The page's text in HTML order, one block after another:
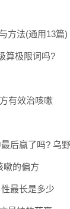
方法(通用13篇)
算极限词吗?
有效治咳嗽
嗽的偏方
最长是多少